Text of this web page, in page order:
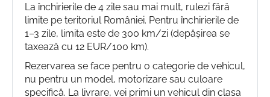
La închirierile de 4 zile sau mai mult, rulezi fără
limite pe teritoriul României. Pentru închirierile de
1–3 zile, limita este de 300 km/zi (depășirea se
taxează cu 12 EUR/100 km).
Rezervarea se face pentru o categorie de vehicul,
nu pentru un model, motorizare sau culoare
specifică. La livrare, vei primi un vehicul din clasa